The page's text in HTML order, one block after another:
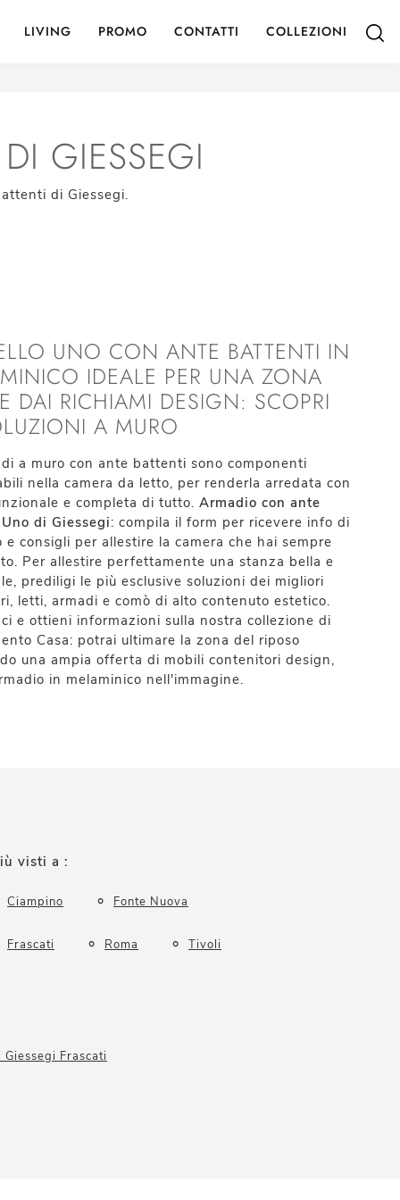
LIVING PROMO CONTATTI COLLEZIONI
GIESSEGI
di Giessegi.
UNO CON ANTE BATTENTI IN
IDEALE PER UNA ZONA
DAI RICHIAMI DESIGN: SCOPRI
A MURO
a muro con ante battenti sono componenti
nella camera da letto, per renderla arredata con
e completa di tutto. Armadio con ante
di Giessegi: compila il form per ricevere info di
e consigli per allestire la camera che hai sempre
Per allestire perfettamente una stanza bella e
prediligi le più esclusive soluzioni dei migliori
letti, armadi e comò di alto contenuto estetico.
e ottieni informazioni sulla nostra collezione di
Casa: potrai ultimare la zona del riposo
una ampia offerta di mobili contenitori design,
in melaminico nell'immagine.
visti a :
Ciampino Fonte Nuova
Frascati Roma Tivoli
Giessegi Frascati